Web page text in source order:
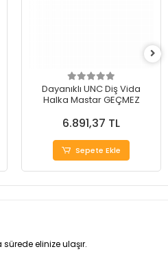
Dayanıklı UNC Diş Vida
Halka Mastar GEÇMEZ
6.891,37 TL
Sepete Ekle
sürede elinize ulaşır.